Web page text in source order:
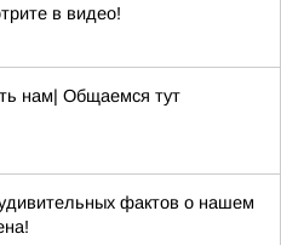
в видео!
нам| Общаемся тут
фактов о нашем